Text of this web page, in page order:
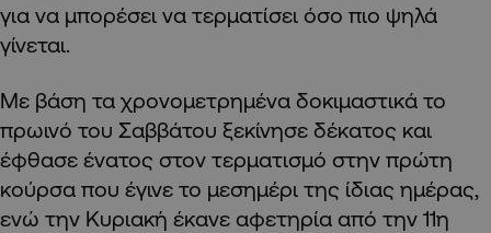
για να μπορέσει να τερματίσει όσο πιο ψηλά
γίνεται.
Με βάση τα χρονομετρημένα δοκιμαστικά το
πρωινό του Σαββάτου ξεκίνησε δέκατος και
έφθασε ένατος στον τερματισμό στην πρώτη
κούρσα που έγινε το μεσημέρι της ίδιας ημέρας,
ενώ την Κυριακή έκανε αφετηρία από την 11η